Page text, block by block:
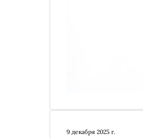
9 декабря 2025 г.